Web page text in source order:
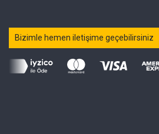
Bizimle hemen iletişime geçebilirsiniz